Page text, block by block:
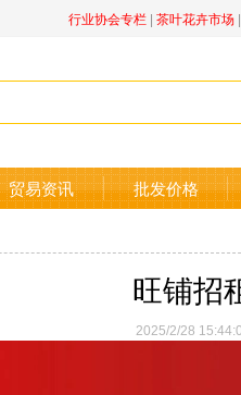
行业协会专栏 | 茶叶花卉市场 |
贸易资讯 批发价格
旺铺招
2025/2/28